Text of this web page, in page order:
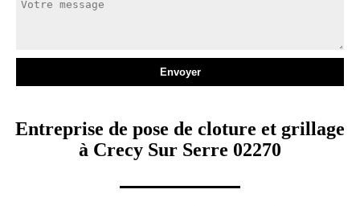
Entreprise de pose de cloture et grillage
à Crecy Sur Serre 02270